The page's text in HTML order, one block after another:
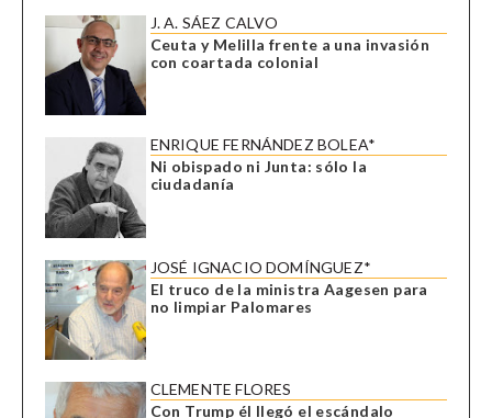
J. A. SÁEZ CALVO
Ceuta y Melilla frente a una invasión
con coartada colonial
ENRIQUE FERNÁNDEZ BOLEA*
Ni obispado ni Junta: sólo la
ciudadanía
JOSÉ IGNACIO DOMÍNGUEZ*
El truco de la ministra Aagesen para
no limpiar Palomares
CLEMENTE FLORES
Con Trump él llegó el escándalo